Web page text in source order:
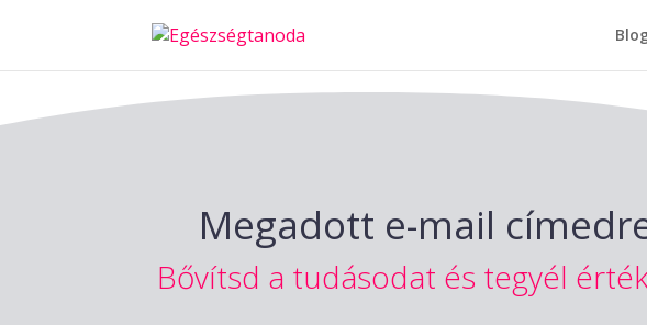
Megadott e-mail
Bővítsd a tudásodat és tegyél